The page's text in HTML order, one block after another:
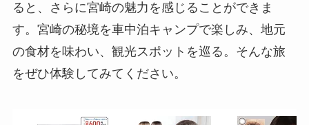
ると、さらに宮崎の魅力を感じることができま
す。宮崎の秘境を車中泊キャンプで楽しみ、地元
の食材を味わい、観光スポットを巡る。そんな旅
をぜひ体験してみてください。